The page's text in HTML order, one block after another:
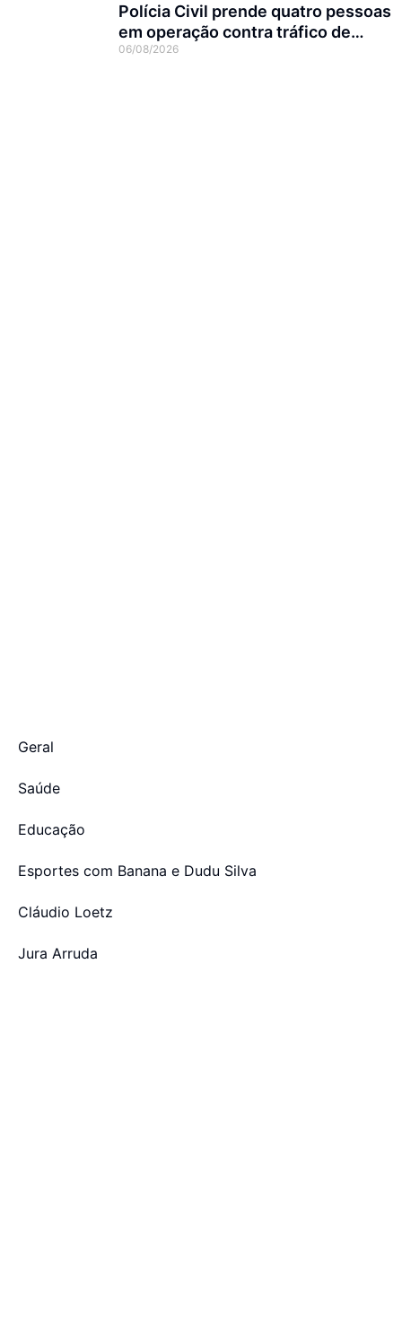
Polícia Civil prende quatro pessoas
em operação contra tráfico de
animais silvestres
06/08/2026
Geral
Saúde
Educação
Esportes com Banana e Dudu Silva
Cláudio Loetz
Jura Arruda